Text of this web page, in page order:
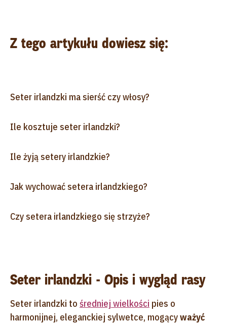
Z tego artykułu dowiesz się:
Seter irlandzki ma sierść czy włosy?
Ile kosztuje seter irlandzki?
Ile żyją setery irlandzkie?
Jak wychować setera irlandzkiego?
Czy setera irlandzkiego się strzyże?
Seter irlandzki - Opis i wygląd rasy
Seter irlandzki to średniej wielkości pies o
harmonijnej, eleganckiej sylwetce, mogącyważyć